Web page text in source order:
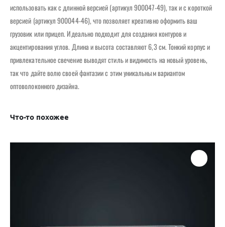
использовать как с длинной версией (артикул 900047-49), так и с короткой
версией (артикул 900044-46), что позволяет креативно оформить ваш
грузовик или прицеп. Идеально подходит для создания контуров и
акцентирования углов. Длина и высота составляют 6,3 см. Тонкий корпус и
привлекательное свечение выводят стиль и видимость на новый уровень,
так что дайте волю своей фантазии с этим уникальным вариантом
оптоволоконного дизайна.
Что-то похожее